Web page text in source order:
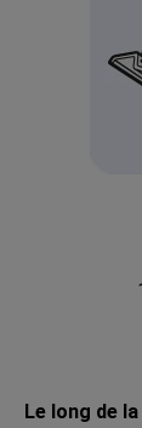
Le long de